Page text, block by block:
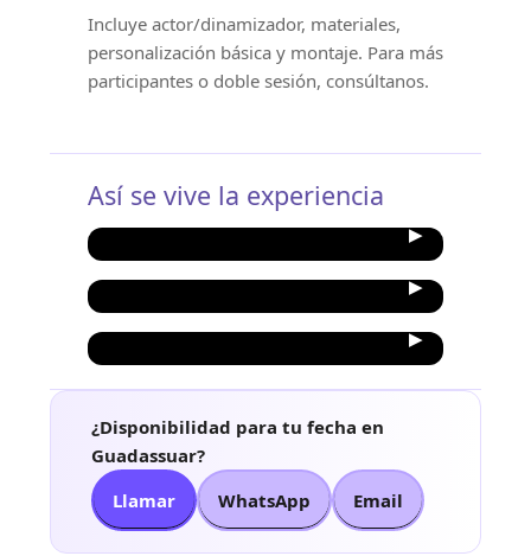
Incluye actor/dinamizador, materiales,
personalización básica y montaje. Para más
participantes o doble sesión, consúltanos.
Así se vive la experiencia
¿Disponibilidad para tu fecha en
Guadassuar?
Llamar
WhatsApp Email